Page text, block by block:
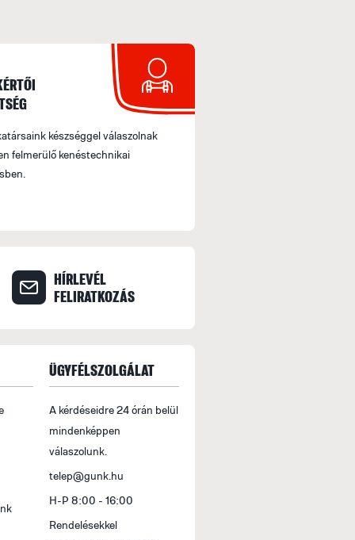
készséggel válaszolnak
felmerülő kenéstechnikai
HÍRLEVÉL
FELIRATKOZÁS
ÜGYFÉLSZOLGÁLAT
A kérdéseidre 24 órán belül
mindenképpen
válaszolunk.
telep@gunk.hu
H-P 8:00 - 16:00
Rendelésekkel